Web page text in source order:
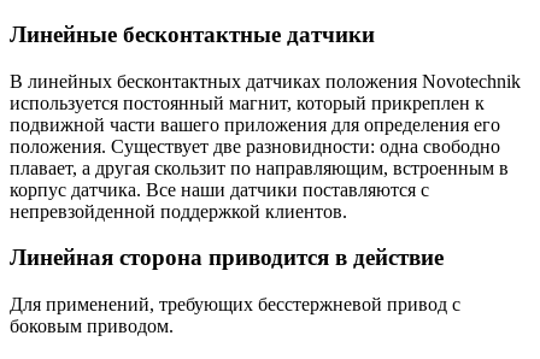
Линейные бесконтактные датчики
В линейных бесконтактных датчиках положения Novotechnik
используется постоянный магнит, который прикреплен к
подвижной части вашего приложения для определения его
положения. Существует две разновидности: одна свободно
плавает, а другая скользит по направляющим, встроенным в
корпус датчика. Все наши датчики поставляются с
непревзойденной поддержкой клиентов.
Линейная сторона приводится в действие
Для применений, требующих бесстержневой привод с
боковым приводом.